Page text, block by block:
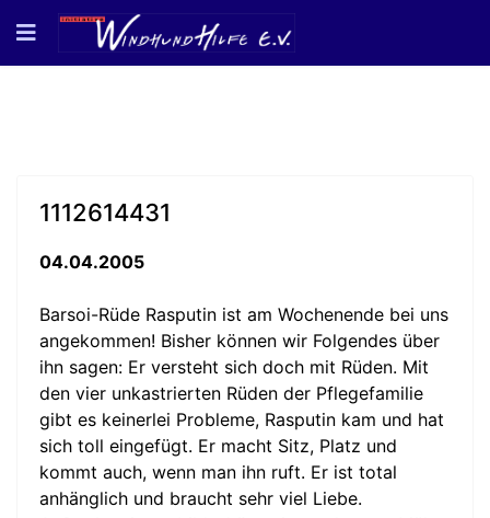
1112614431
04.04.2005
Barsoi-Rüde Rasputin ist am Wochenende bei uns
angekommen! Bisher können wir Folgendes über
ihn sagen: Er versteht sich doch mit Rüden. Mit
den vier unkastrierten Rüden der Pflegefamilie
gibt es keinerlei Probleme, Rasputin kam und hat
sich toll eingefügt. Er macht Sitz, Platz und
kommt auch, wenn man ihn ruft. Er ist total
anhänglich und braucht sehr viel Liebe.